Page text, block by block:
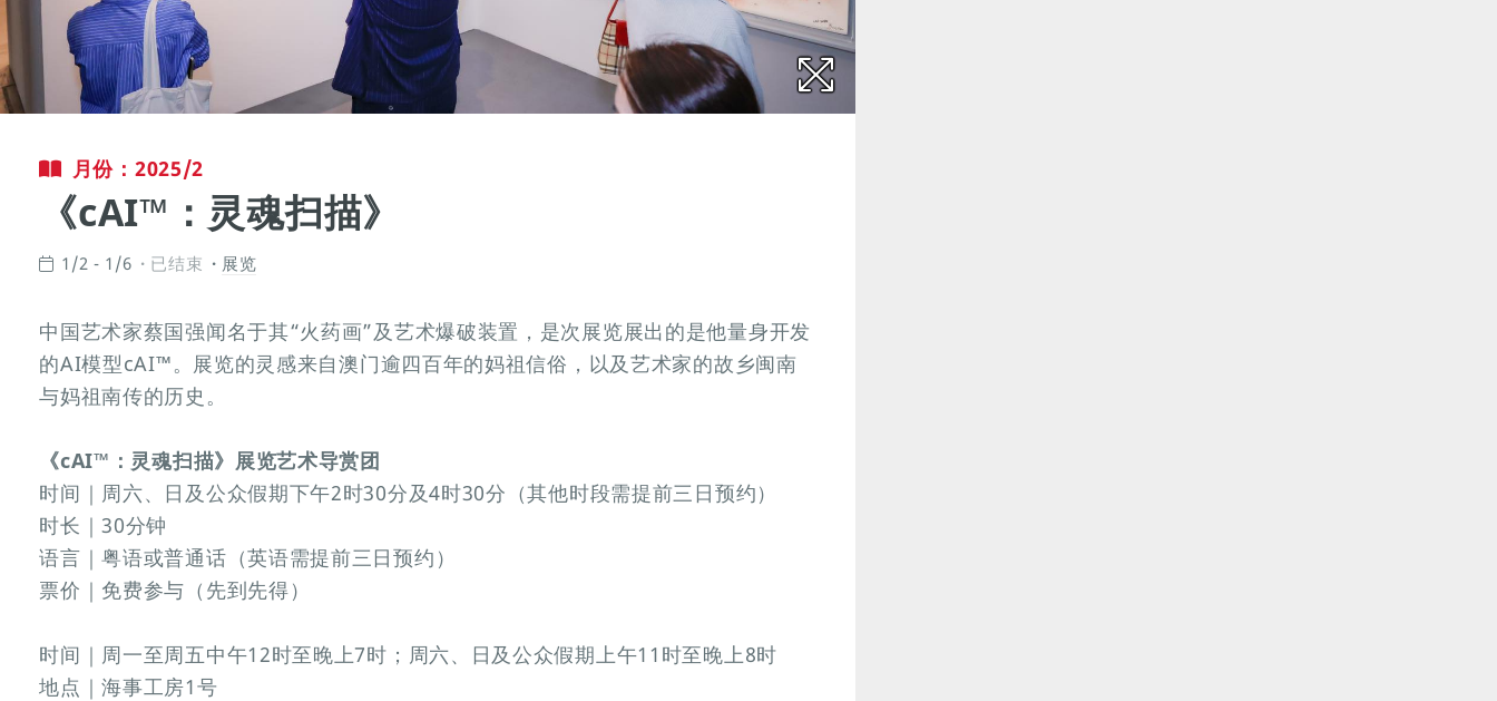
月份：2025/2
《cAI™：灵魂扫描》
1/2 - 1/6 已结束 展览
中国艺术家蔡国强闻名于其“火药画”及艺术爆破装置，是次展览展出的是他量身开发
的AI模型cAI™。展览的灵感来自澳门逾四百年的妈祖信俗，以及艺术家的故乡闽南
与妈祖南传的历史。
《cAI™：灵魂扫描》展览艺术导赏团
时间｜周六、日及公众假期下午2时30分及4时30分（其他时段需提前三日预约）
时长｜30分钟
语言｜粤语或普通话（英语需提前三日预约）
票价｜免费参与（先到先得）
时间｜周一至周五中午12时至晚上7时；周六、日及公众假期上午11时至晚上8时
地点｜海事工房1号